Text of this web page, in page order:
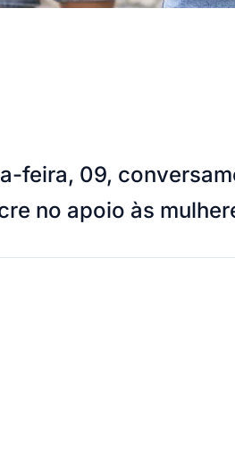
feira, 09,
no apoio às